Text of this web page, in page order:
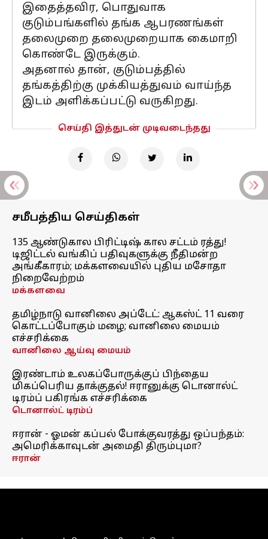
இதைத்தவிர, பொதுவாக
குடும்பங்களில் தங்க ஆபரணங்கள்
தலைமுறை தலைமுறையாக கைமாறி
கொண்டே இருக்கும்.
அதனால் தான், குடும்பத்தில்
தங்கத்திற்கு முக்கியத்துவம் வாய்ந்த
இடம் அளிக்கப்பட்டு வருகிறது.
செய்தி இத்துடன் முடிவடைந்தது
சமீபத்திய செய்திகள்
135 ஆண்டுகால பிரிட்டிஷ் கால சட்டம் ரத்து!
டிஜிட்டல் வங்கிப் பதிவுகளுக்கு நீதிமன்ற
அங்கீகாரம்; மக்களவையில் புதிய மசோதா
நிறைவேற்றம்
மக்களவை
தமிழ்நாடு வானிலை அப்டேட்: ஆகஸ்ட் 11 வரை
கொட்டப்போகும் மழை; வானிலை மையம்
எச்சரிக்கை
வானிலை ஆய்வு மையம்
இரண்டாம் உலகப்போருக்குப் பிந்தைய
மிகப்பெரிய தாக்குதல்! ஈரானுக்கு டொனால்ட்
டிரம்ப் பகிரங்க எச்சரிக்கை
டொனால்ட் டிரம்ப்
ஈரான் - ஓமன் கப்பல் போக்குவரத்து ஒப்பந்தம்:
அமெரிக்காவுடன் அமைதி திரும்புமா?
ஈரான்